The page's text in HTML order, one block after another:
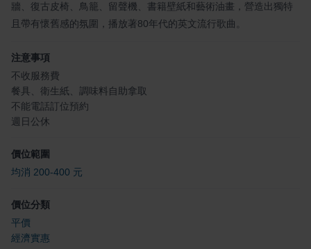
牆、復古皮椅、鳥籠、留聲機、書籍壁紙和藝術油畫，營造出獨特
且帶有懷舊感的氛圍，播放著80年代的英文流行歌曲。
注意事項
不收服務費
餐具、衛生紙、調味料自助拿取
不能電話訂位預約
週日公休
價位範圍
均消 200-400 元
價位分類
平價
經濟實惠